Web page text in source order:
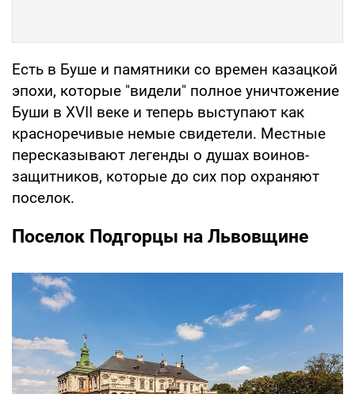
Есть в Буше и памятники со времен казацкой
эпохи, которые "видели" полное уничтожение
Буши в XVII веке и теперь выступают как
красноречивые немые свидетели. Местные
пересказывают легенды о душах воинов-
защитников, которые до сих пор охраняют
поселок.
Поселок Подгорцы на Львовщине